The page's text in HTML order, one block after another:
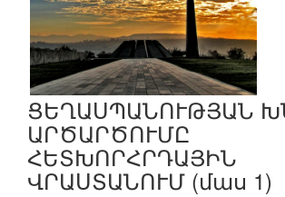
ՑԵՂԱՍՊԱՆՈՒԹՅԱՆ
ԱՐԾԱՐԾՈՒՄԸ
ՀԵՏԽՈՐՀՐԴԱՅԻՆ
ՎՐԱՍՏԱՆՈՒՄ (մաս 1)